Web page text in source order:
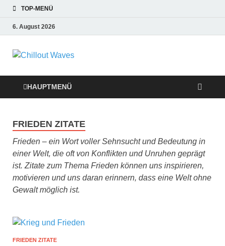
TOP-MENÜ
6. August 2026
Chillout Waves
Relaxing Music
Ferienwohnungen zum Verlieben!
HAUPTMENÜ
FRIEDEN ZITATE
Frieden – ein Wort voller Sehnsucht und Bedeutung in
einer Welt, die oft von Konflikten und Unruhen geprägt
ist. Zitate zum Thema Frieden können uns inspirieren,
motivieren und uns daran erinnern, dass eine Welt ohne
Gewalt möglich ist.
FRIEDEN ZITATE